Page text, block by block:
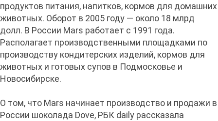
продуктов питания, напитков, кормов для домашних
животных. Оборот в 2005 году — около 18 млрд
долл. В России Mars работает с 1991 года.
Располагает производственными площадками по
производству кондитерских изделий, кормов для
животных и готовых супов в Подмосковье и
Новосибирске.
О том, что Mars начинает производство и продажи в
России шоколада Dove, РБК daily рассказала